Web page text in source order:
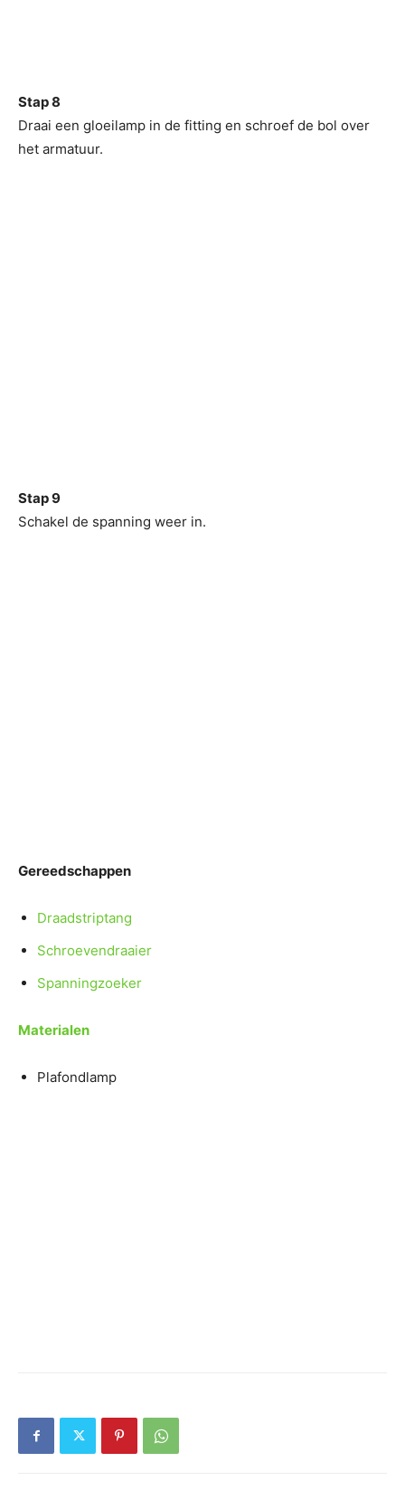
Stap 8
Draai een gloeilamp in de fitting en schroef de bol over
het armatuur.
Stap 9
Schakel de spanning weer in.
Gereedschappen
Draadstriptang
Schroevendraaier
Spanningzoeker
Materialen
Plafondlamp